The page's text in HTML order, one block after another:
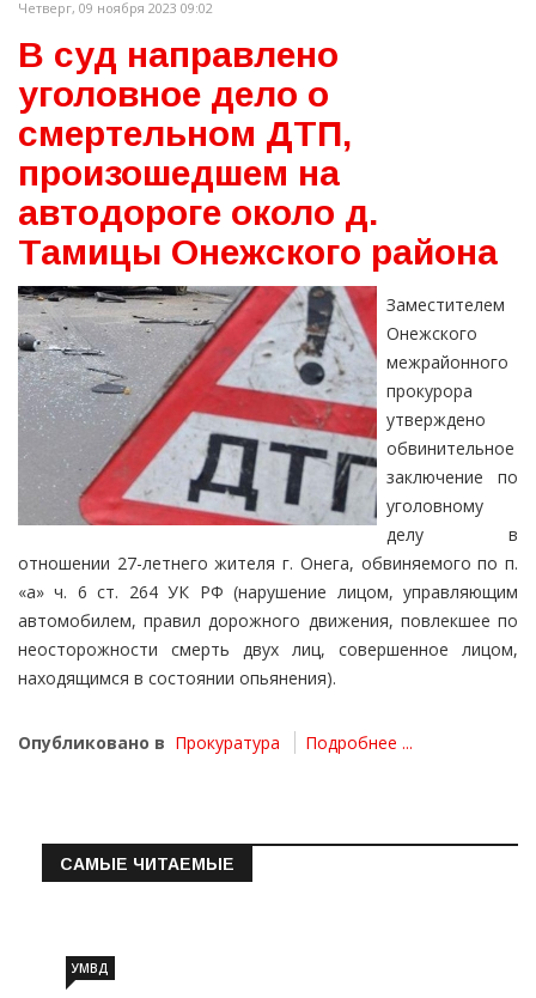
Четверг, 09 ноября 2023 09:02
В суд направлено
уголовное дело о
смертельном ДТП,
произошедшем на
автодороге около д.
Тамицы Онежского района
Заместителем
Онежского
межрайонного
прокурора
утверждено
обвинительное
заключение по
уголовному
делу в
отношении 27-летнего жителя г. Онега, обвиняемого по п.
«а» ч. 6 ст. 264 УК РФ (нарушение лицом, управляющим
автомобилем, правил дорожного движения, повлекшее по
неосторожности смерть двух лиц, совершенное лицом,
находящимся в состоянии опьянения).
Опубликовано в Прокуратура Подробнее ...
САМЫЕ ЧИТАЕМЫЕ
УМВД